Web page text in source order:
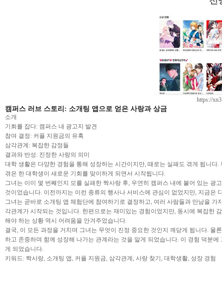
https://
캠퍼스 러브 스토리: 소개팅 앱으로 얻은 사랑과 상금
소개
기회를 잡다: 캠퍼스 내 광고지 발견
참여 결정: 커플 지원금의 유혹
삼각관계: 복잡한 감정들
결과와 반성: 진정한 사랑의 의미
대학 생활은 다양한 경험을 통해 성장하는 시간이지만, 때로는 실패도 겪게 됩니
겪은 한 대학생이 새로운 기회를 맞이하게 되면서 시작됩니다.
그녀는 이미 몇 번째인지 모를 실패한 짝사랑 후, 우연히 캠퍼스 내에 붙어 있는 광
것이었습니다. 이전까지는 이런 종류의 행사나 서비스에 관심이 없었지만, 지금
그녀는 곧바로 소개팅 앱 체험단에 참여하기로 결정하고, 여러 사람들과 만남을
각관계가 시작되는 것입니다. 한편으로는 재미있는 경험이었지만, 동시에 복잡한
해야 하는 상황 역시 어려움을 안겨주었습니다.
결국, 이 모든 과정을 거치며 그녀는 무엇이 진정 중요한 것인지 깨닫게 됩니다.
하고 존중하며 함께 성장해 나가는 관계라는 것을 알게 되었습니다. 이 경험 덕분
게 되었습니다.
키워드: 짝사랑, 소개팅 앱, 커플 지원금, 삼각관계, 사랑 찾기, 대학생활, 성장 경험